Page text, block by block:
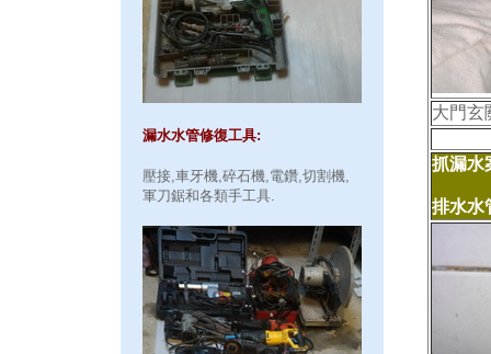
漏水水管修復工具:
壓接,車牙機,碎石機,電鑽,切割機,
軍刀鋸和各類手工具.
大門玄
抓漏水
排水水